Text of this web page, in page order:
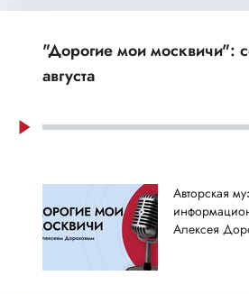
"Дорогие мои москвичи":
августа
Авторская
Алексея